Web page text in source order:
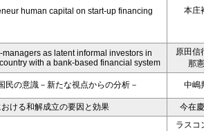
human capital on start-up financing 本庄
as latent informal investors in
with a bank-based financial system
原田信
那
民の意識－新たな視点からの分析－ 中嶋
おける和解成立の要因と効果 今在
ラスコ